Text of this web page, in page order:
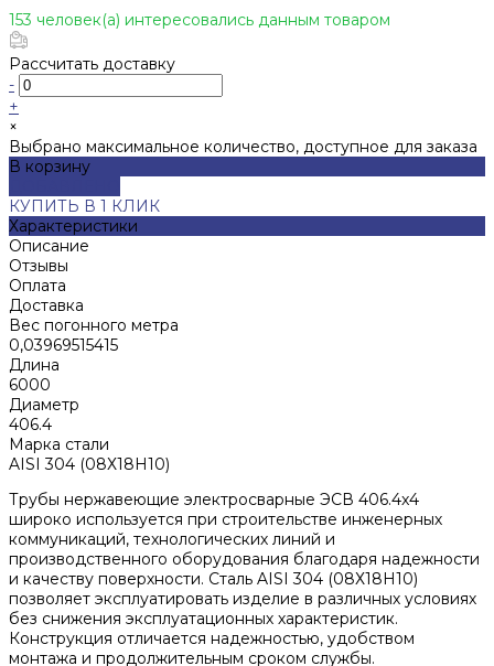
153 человек(а) интересовались данным товаром
Рассчитать доставку
-
+
×
Выбрано максимальное количество, доступное для заказа
В корзину
КУПИТЬ В 1 КЛИК
Характеристики
Описание
Отзывы
Оплата
Доставка
Вес погонного метра
0,03969515415
Длина
6000
Диаметр
406.4
Марка стали
AISI 304 (08Х18Н10)
Трубы нержавеющие электросварные ЭСВ 406.4x4
широко используется при строительстве инженерных
коммуникаций, технологических линий и
производственного оборудования благодаря надежности
и качеству поверхности. Сталь AISI 304 (08Х18Н10)
позволяет эксплуатировать изделие в различных условиях
без снижения эксплуатационных характеристик.
Конструкция отличается надежностью, удобством
монтажа и продолжительным сроком службы.